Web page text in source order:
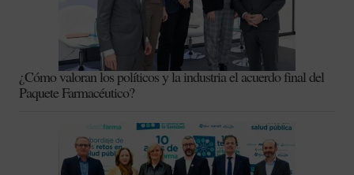
¿Cómo valoran los políticos y la industria el acuerdo final del
Paquete Farmacéutico?